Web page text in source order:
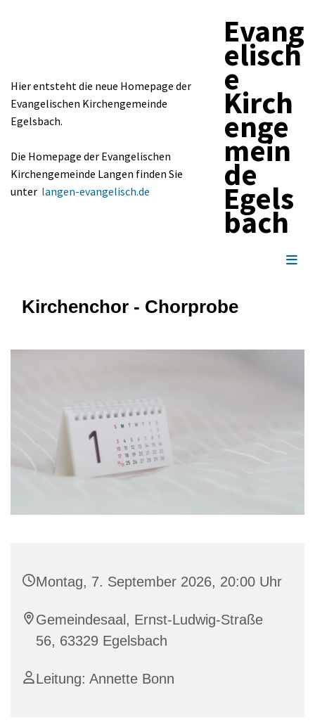
Hier entsteht die neue Homepage der
Evangelischen Kirchengemeinde
Egelsbach.
Die Homepage der Evangelischen
Kirchengemeinde Langen finden Sie
unter langen-evangelisch.de
Evang
elisch
e
Kirch
enge
mein
de
Egels
bach
Kirchenchor - Chorprobe
Montag, 7. September 2026, 20:00 Uhr
Gemeindesaal, Ernst-Ludwig-Straße
56, 63329 Egelsbach
Leitung: Annette Bonn